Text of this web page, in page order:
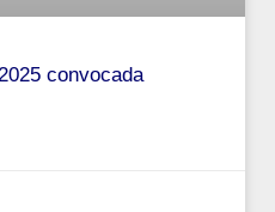
convocada